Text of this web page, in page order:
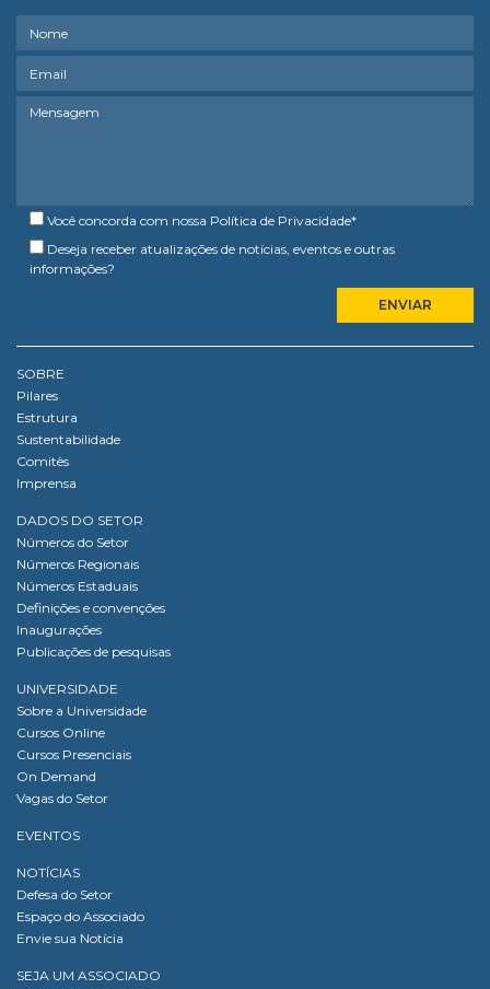
Você concorda com nossa Política de Privacidade*
Deseja receber atualizações de notícias, eventos e outras
informações?
SOBRE
Pilares
Estrutura
Sustentabilidade
Comitês
Imprensa
DADOS DO SETOR
Números do Setor
Números Regionais
Números Estaduais
Definições e convenções
Inaugurações
Publicações de pesquisas
UNIVERSIDADE
Sobre a Universidade
Cursos Online
Cursos Presenciais
On Demand
Vagas do Setor
EVENTOS
NOTÍCIAS
Defesa do Setor
Espaço do Associado
Envie sua Notícia
SEJA UM ASSOCIADO